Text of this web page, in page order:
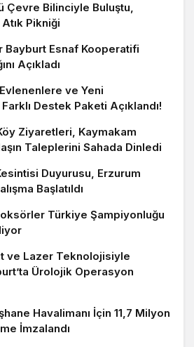
Çevre Bilinciyle Buluştu,
Atık Pikniği
Bayburt Esnaf Kooperatifi
Açıkladı
ve Yeni
Destek Paketi Açıklandı!
Ziyaretleri, Kaymakam
Taleplerini Sahada Dinledi
Duyurusu, Erzurum
Başlatıldı
Türkiye Şampiyonluğu
ve Lazer Teknolojisiyle
Ürolojik Operasyon
Havalimanı İçin 11,7 Milyon
İmzalandı